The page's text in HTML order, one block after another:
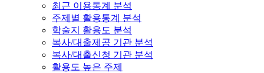
최근 이용통계 분석
주제별 활용통계 분석
학술지 활용도 분석
복사/대출제공 기관 분석
복사/대출신청 기관 분석
활용도 높은 주제